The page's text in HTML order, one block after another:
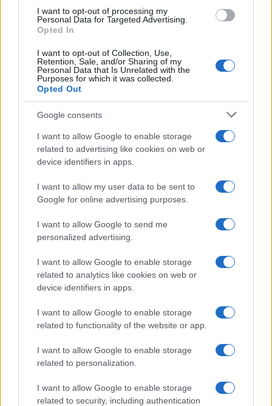
I want to opt-out of processing my
Personal Data for Targeted Advertising.
Opted In
I want to opt-out of Collection, Use,
Retention, Sale, and/or Sharing of my
Personal Data that Is Unrelated with the
Purposes for which it was collected.
Opted Out
Google consents
I want to allow Google to enable storage
related to advertising like cookies on web or
device identifiers in apps.
I want to allow my user data to be sent to
Google for online advertising purposes.
I want to allow Google to send me
personalized advertising.
I want to allow Google to enable storage
related to analytics like cookies on web or
device identifiers in apps.
I want to allow Google to enable storage
related to functionality of the website or app.
I want to allow Google to enable storage
related to personalization.
I want to allow Google to enable storage
related to security, including authentication
Brentolie daalt naar 91,82 dollar: een week van teruggang in
grondstoffen
Eureka Bridged PAX Gold (Terra
Kinza Babylon Staked BTC $83,270.00
(EPOCH)